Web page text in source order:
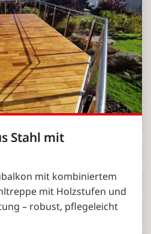
Stahl mit
mit kombiniertem
mit Holzstufen und
– robust, pflegeleicht